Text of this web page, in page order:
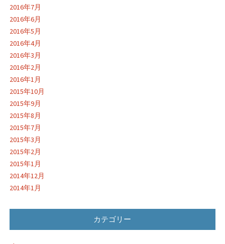
2016年7月
2016年6月
2016年5月
2016年4月
2016年3月
2016年2月
2016年1月
2015年10月
2015年9月
2015年8月
2015年7月
2015年3月
2015年2月
2015年1月
2014年12月
2014年1月
カテゴリー